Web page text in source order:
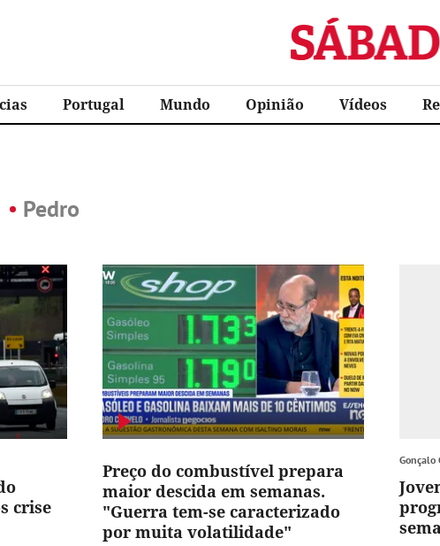
Sábado
Portugal Mundo Opinião Vídeos
Pedro
crise
Preço do combustível prepara
maior descida em semanas.
"Guerra tem-se caracterizado
por muita volatilidade"
Gonçalo